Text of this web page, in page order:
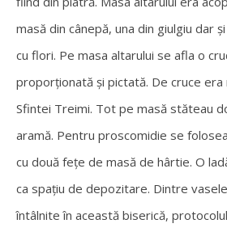
masă din cânepă, una din giulgiu dar
cu flori. Pe masa altarului se afla o
proporționată și pictată. De cruce era
Sfintei Treimi. Tot pe masă stăteau
aramă. Pentru proscomidie se
cu două fețe de masă de hârtie. O
ca spațiu de depozitare. Dintre
întâlnite în această biserică,